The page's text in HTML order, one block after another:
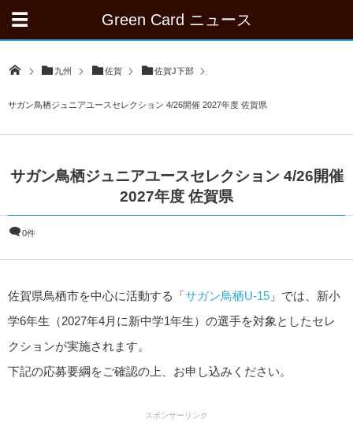
Green Card ニュース
九州 佐賀 佐賀J下部
サガン鳥栖ジュニアユースセレクション 4/26開催 2027年度 佐賀県
サガン鳥栖ジュニアユースセレクション 4/26開催
2027年度 佐賀県
0件
佐賀県鳥栖市を中心に活動する「サガン鳥栖U-15 」では、新小
学6年生（2027年4月に新中学1年生）の選手を対象としたセレ
クションが実施されます。
下記の応募要綱をご確認の上、お申し込みください。
スポンサーリンク